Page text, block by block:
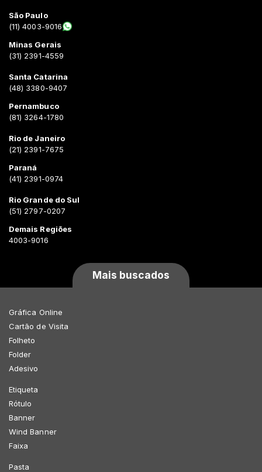
São Paulo
(11) 4003-9016
Minas Gerais
(31) 2391-4559
Santa Catarina
(48) 3380-9407
Pernambuco
(81) 3264-1780
Rio de Janeiro
(21) 2391-7675
Paraná
(41) 2391-0974
Rio Grande do Sul
(51) 2797-0207
Demais Regiões
4003-9016
Mais buscados
Gráfica Online
Cartão de Visita
Folheto
Folder
Adesivo
Etiqueta
Rótulo
Banner
Wind Banner
Faixa
Pasta